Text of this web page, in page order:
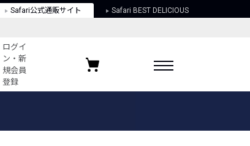
Safari公式通販サイト Safari BEST DELICIOUS
ログイ
ン・新
規会員
登録
お気に入りブランド